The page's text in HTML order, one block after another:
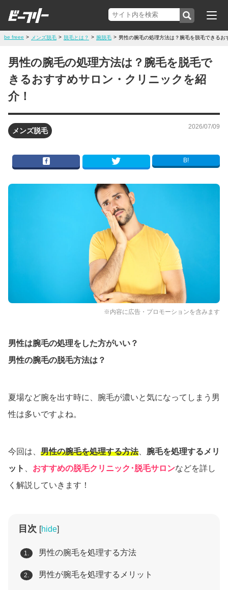
be freee > メンズ脱毛 > 脱毛とは？ > 腕脱毛 > 男性の腕毛の処理方法は？腕毛を脱毛できる
男性の腕毛の処理方法は？腕毛を脱毛で
きるおすすめサロン・クリニックを紹
介！
メンズ脱毛 2026/07/09
B!
※内容に広告・プロモーションを含みます
男性は腕毛の処理をした方がいい？
男性の腕毛の脱毛方法は？
夏場など腕を出す時に、腕毛が濃いと気になってしまう男
性は多いですよね。
今回は、 男性の腕毛を処理する方法、 腕毛を処理するメリ
ット 、 おすすめの脱毛クリニック･脱毛サロンなどを詳し
く解説していきます！
目次 [hide]
1. 男性の腕毛を処理する方法
2. 男性が腕毛を処理するメリット